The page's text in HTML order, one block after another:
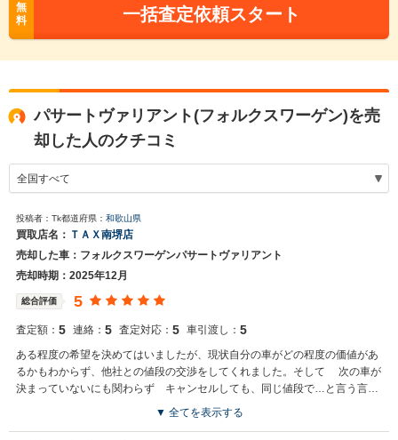
無
料
一括査定依頼スタート
パサートヴァリアント(フォルクスワーゲン)を売
却した人のクチコミ
投稿者：Tk都道府県： 和歌山県
買取店名： ＴＡＸ南堺店
売却した車：フォルクスワーゲンパサートヴァリアント
売却時期：2025年12月
総合評価 5
査定額： 5 連絡： 5 査定対応： 5 車引渡し： 5
ある程度の希望を決めてはいましたが、現状自分の車がどの程度の価値があ
るかもわからず、他社との値段の交渉をしてくれました。そして 次の車が
決まっていないにも関わらず キャンセルしても、同じ値段で…と言う言葉
と、書面を頂き、その後安心して車を探す事が出来て助かりました。
▼ 全てを表示する